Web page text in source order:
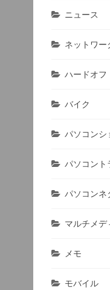
ニュース
ネットワ
ハードオフ
バイク
パソコンシ
パソコント
パソコンネ
マルチメデ
メモ
モバイル